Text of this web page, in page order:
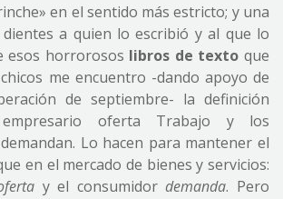
en el sentido más estricto; y una
a quien lo escribió y al que lo
esos horrorosos libros de texto que
me encuentro -dando apoyo de
de septiembre- la definición
oferta Trabajo y los
Lo hacen para mantener el
en el mercado de bienes y servicios:
y el consumidordemanda. Pero